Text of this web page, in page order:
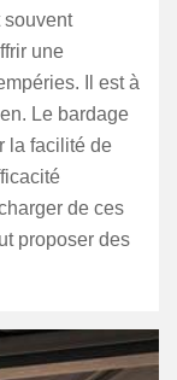
souvent
une
Il est à
Le bardage
la facilité de
de ces
proposer des